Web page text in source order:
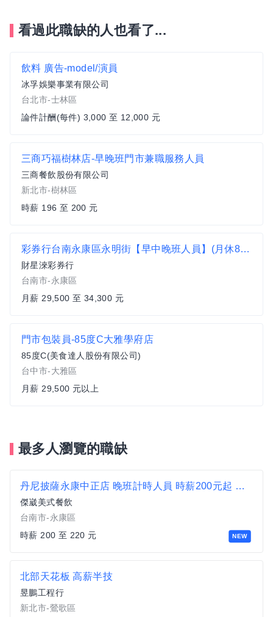
看過此職缺的人也看了...
飲料 廣告-model/演員
冰孚娛樂事業有限公司
台北市-士林區
論件計酬(每件) 3,000 至 12,000 元
三商巧福樹林店-早晚班門市兼職服務人員
三商餐飲股份有限公司
新北市-樹林區
時薪 196 至 200 元
彩券行台南永康區永明街【早中晚班人員】(月休8天/挑戰高薪/享特休假/三節獎金/業績獎金/無經驗可)
財星淶彩券行
台南市-永康區
月薪 29,500 至 34,300 元
門市包裝員-85度C大雅學府店
85度C(美食達人股份有限公司)
台中市-大雅區
月薪 29,500 元以上
最多人瀏覽的職缺
NEW
丹尼披薩永康中正店 晚班計時人員 時薪200元起 二度就業可 穩定排班 無經驗可
傑崴美式餐飲
台南市-永康區
時薪 200 至 220 元
北部天花板 高薪半技
昱鵬工程行
新北市-鶯歌區